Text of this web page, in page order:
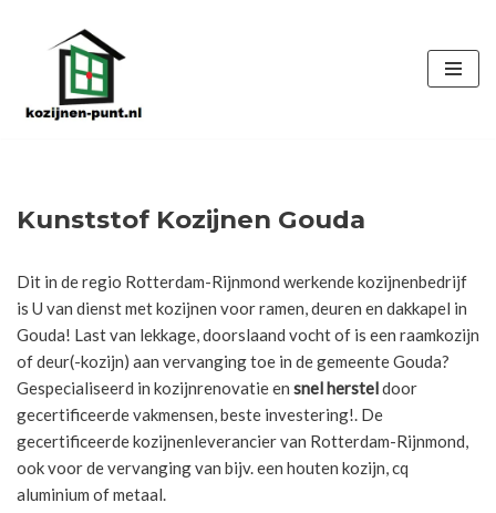
de
Kunststof Kozijnen Gouda
Dit in de regio Rotterdam-Rijnmond werkende kozijnenbedrijf
is U van dienst met kozijnen voor ramen, deuren en dakkapel in
Gouda! Last van lekkage, doorslaand vocht of is een raamkozijn
of deur(-kozijn) aan vervanging toe in de gemeente Gouda?
Gespecialiseerd in kozijnrenovatie en snel hersteldoor
gecertificeerde vakmensen, beste investering!. De
gecertificeerde kozijnenleverancier van Rotterdam-Rijnmond,
ook voor de vervanging van bijv. een houten kozijn, cq
aluminium of metaal.